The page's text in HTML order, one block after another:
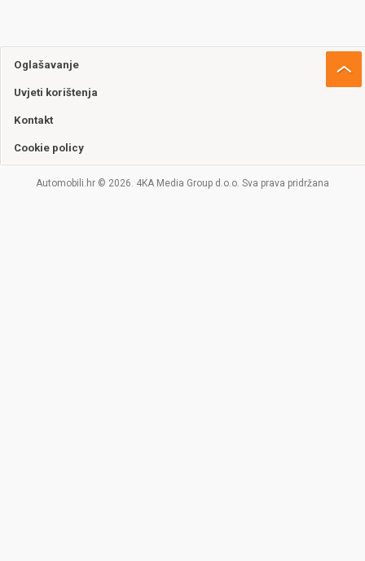
Oglašavanje
Uvjeti korištenja
Kontakt
Cookie policy
Automobili.hr © 2026. 4KA Media Group d.o.o. Sva prava pridržana